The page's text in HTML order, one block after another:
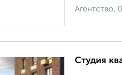
Агентство,
Студия